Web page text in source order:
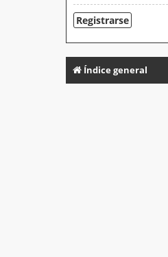
Registrarse
Índice general